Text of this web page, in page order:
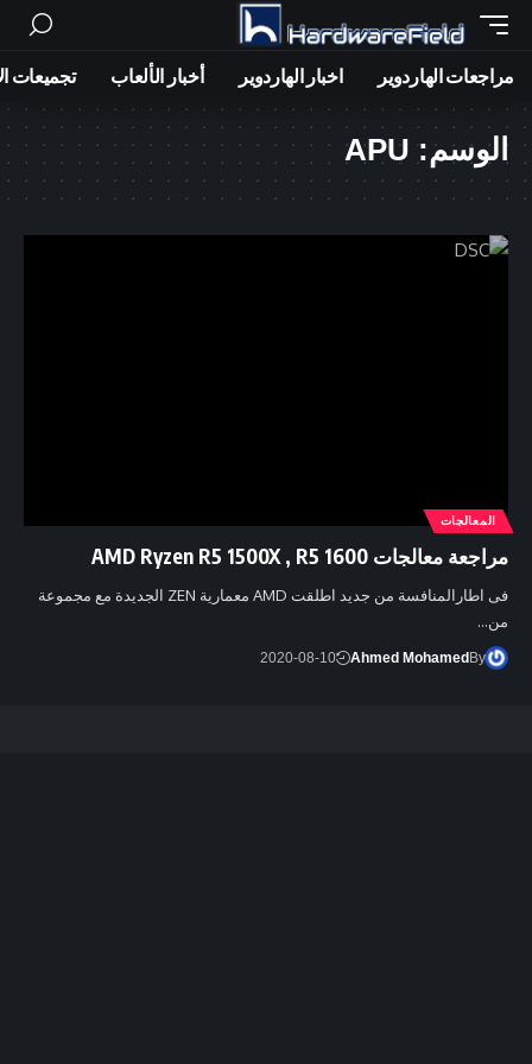
مراجعات الهاردوير اخبار الهاردوير أخبار الألعاب تجميعات
الوسم: APU
المعالجات
مراجعة معالجات AMD Ryzen R5 1500X , R5 1600
فى اطارالمنافسة من جديد اطلقت AMD معمارية ZEN الجديدة مع مجموعة
من…
By
Ahmed Mohamed
2020-08-10